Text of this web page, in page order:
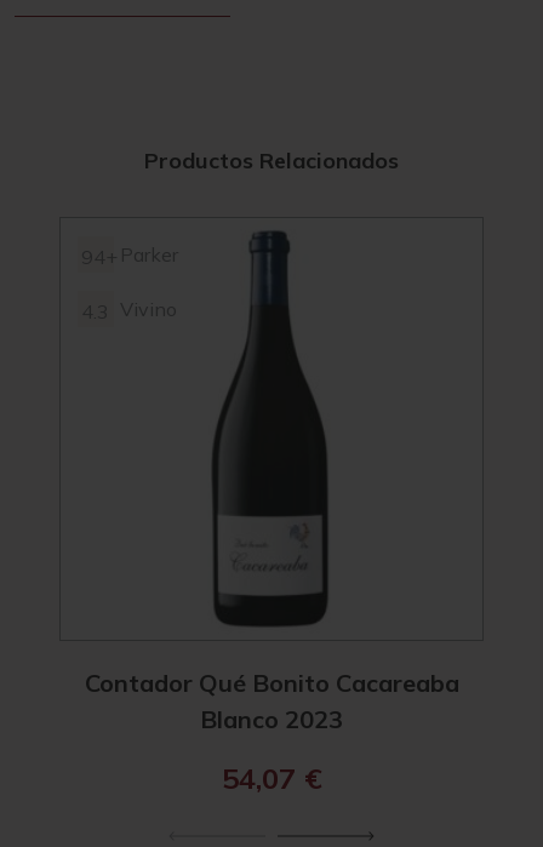
Productos Relacionados
Parker
Vivino
Contador Qué Bonito Cacareaba
Blanco 2023
54,07 €